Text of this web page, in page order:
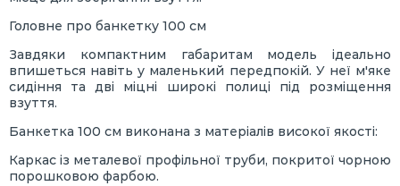
Головне про банкетку 100 см
Завдяки компактним габаритам модель ідеально
впишеться навіть у маленький передпокій. У неї м'яке
сидіння та дві міцні широкі полиці під розміщення
взуття.
Банкетка 100 см виконана з матеріалів високої якості:
Каркас із металевої профільної труби, покритої чорною
порошковою фарбою.